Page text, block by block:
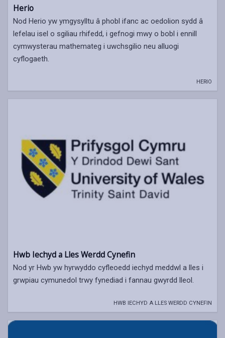
Herio
Nod Herio yw ymgysylltu â phobl ifanc ac oedolion sydd â
lefelau isel o sgiliau rhifedd, i gefnogi mwy o bobl i ennill
cymwysterau mathemateg i uwchsgilio neu alluogi
cyflogaeth.
HERIO
Hwb Iechyd a Lles Werdd Cynefin
Nod yr Hwb yw hyrwyddo cyfleoedd iechyd meddwl a lles i
grwpiau cymunedol trwy fynediad i fannau gwyrdd lleol.
HWB IECHYD A LLES WERDD CYNEFIN